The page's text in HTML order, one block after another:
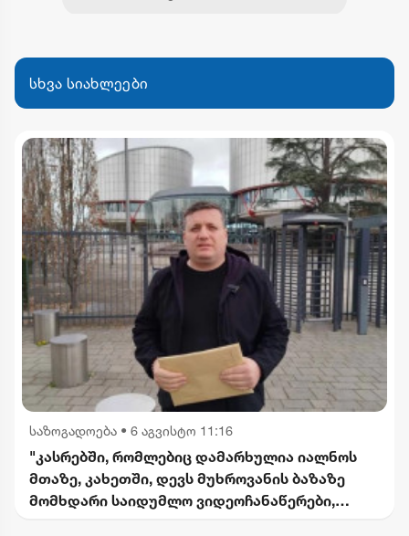
სხვა სიახლეები
საზოგადოება • 6 აგვისტო 11:16
"კასრებში, რომლებიც დამარხულია იალნოს
მთაზე, კახეთში, დევს მუხროვანის ბაზაზე
მომხდარი საიდუმლო ვიდეოჩანაწერები,